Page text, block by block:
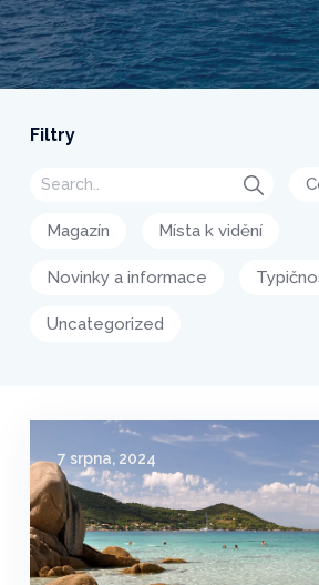
Filtry
Magazín Místa k vidění
Novinky a informace
Uncategorized
7 srpna, 2024